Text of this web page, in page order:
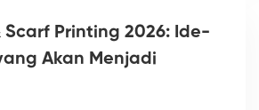
Scarf Printing 2026: Ide-
Akan Menjadi